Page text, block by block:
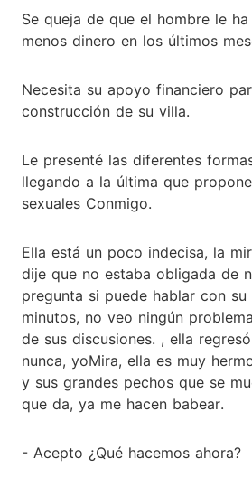
Se queja de que el hombre le
menos dinero en los últimos
Necesita su apoyo financiero
construcción de su villa.
Le presenté las diferentes
llegando a la última que
sexuales Conmigo.
Ella está un poco indecisa, la
dije que no estaba obligada de
pregunta si puede hablar con su
minutos, no veo ningún
de sus discusiones. , ella
nunca, yoMira, ella es muy
y sus grandes pechos que se
que da, ya me hacen babear.
- Acepto ¿Qué hacemos ahora?